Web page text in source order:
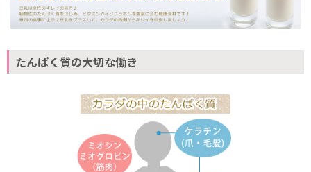
たんぱく質の大切な働き